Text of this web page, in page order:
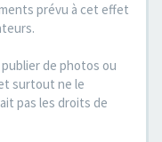
prévu à cet effet
de photos ou
surtout ne le
pas les droits de